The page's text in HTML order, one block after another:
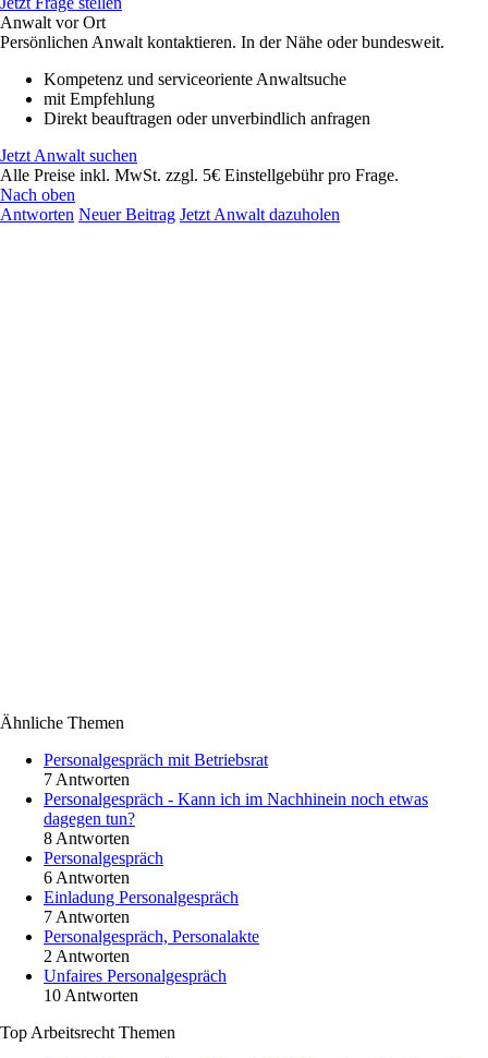
Anwalt vor Ort
Persönlichen Anwalt kontaktieren. In der Nähe oder bundesweit.
Kompetenz und serviceoriente Anwaltsuche
mit Empfehlung
Direkt beauftragen oder unverbindlich anfragen
Jetzt Anwalt suchen
Alle Preise inkl. MwSt. zzgl. 5€ Einstellgebühr pro Frage.
Nach oben
Antworten Neuer Beitrag Jetzt Anwalt dazuholen
Ähnliche Themen
Personalgespräch mit Betriebsrat
7 Antworten
Personalgespräch - Kann ich im Nachhinein noch etwas
dagegen tun?
8 Antworten
Personalgespräch
6 Antworten
Einladung Personalgespräch
7 Antworten
Personalgespräch, Personalakte
2 Antworten
Unfaires Personalgespräch
10 Antworten
Top Arbeitsrecht Themen